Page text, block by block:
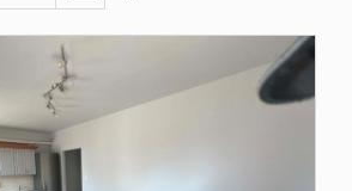
uns